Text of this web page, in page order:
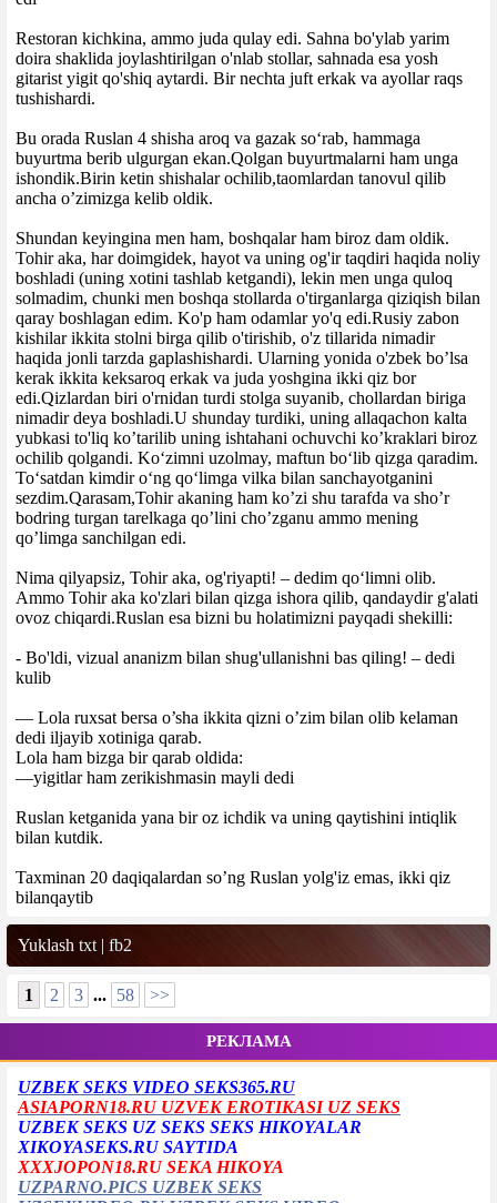
Restoran kichkina, ammo juda qulay edi. Sahna bo'ylab yarim
doira shaklida joylashtirilgan o'nlab stollar, sahnada esa yosh
gitarist yigit qo'shiq aytardi. Bir nechta juft erkak va ayollar raqs
tushishardi.
Bu orada Ruslan 4 shisha aroq va gazak so‘rab, hammaga
buyurtma berib ulgurgan ekan.Qolgan buyurtmalarni ham unga
ishondik.Birin ketin shishalar ochilib,taomlardan tanovul qilib
ancha o’zimizga kelib oldik.
Shundan keyingina men ham, boshqalar ham biroz dam oldik.
Tohir aka, har doimgidek, hayot va uning og'ir taqdiri haqida noliy
boshladi (uning xotini tashlab ketgandi), lekin men unga quloq
solmadim, chunki men boshqa stollarda o'tirganlarga qiziqish bilan
qaray boshlagan edim. Ko'p ham odamlar yo'q edi.Rusiy zabon
kishilar ikkita stolni birga qilib o'tirishib, o'z tillarida nimadir
haqida jonli tarzda gaplashishardi. Ularning yonida o'zbek bo’lsa
kerak ikkita keksaroq erkak va juda yoshgina ikki qiz bor
edi.Qizlardan biri o'rnidan turdi stolga suyanib, chollardan biriga
nimadir deya boshladi.U shunday turdiki, uning allaqachon kalta
yubkasi to'liq ko’tarilib uning ishtahani ochuvchi ko’kraklari biroz
ochilib qolgandi. Ko‘zimni uzolmay, maftun bo‘lib qizga qaradim.
To‘satdan kimdir o‘ng qo‘limga vilka bilan sanchayotganini
sezdim.Qarasam,Tohir akaning ham ko’zi shu tarafda va sho’r
bodring turgan tarelkaga qo’lini cho’zganu ammo mening
qo’limga sanchilgan edi.
Nima qilyapsiz, Tohir aka, og'riyapti! – dedim qo‘limni olib.
Ammo Tohir aka ko'zlari bilan qizga ishora qilib, qandaydir g'alati
ovoz chiqardi.Ruslan esa bizni bu holatimizni payqadi shekilli:
- Bo'ldi, vizual ananizm bilan shug'ullanishni bas qiling! – dedi
kulib
— Lola ruxsat bersa o’sha ikkita qizni o’zim bilan olib kelaman
dedi iljayib xotiniga qarab.
Lola ham bizga bir qarab oldida:
—yigitlar ham zerikishmasin mayli dedi
Ruslan ketganida yana bir oz ichdik va uning qaytishini intiqlik
bilan kutdik.
Taxminan 20 daqiqalardan so’ng Ruslan yolg'iz emas, ikki qiz
bilanqaytib
Yuklash txt| fb2
1 2 3 ... 58 >>
РЕКЛАМА
UZBEK SEKS VIDEO SEKS365.RU
ASIAPORN18.RU UZVEK EROTIKASI UZ SEKS
UZBEK SEKS UZ SEKS SEKS HIKOYALAR
XIKOYASEKS.RU SAYTIDA
XXXJOPON18.RU SEKA HIKOYA
UZPARNO.PICS UZBEK SEKS